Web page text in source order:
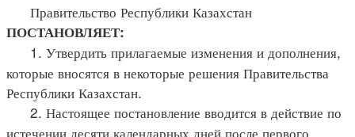
Правительство Республики Казахстан
ПОСТАНОВЛЯЕТ:
1. Утвердить прилагаемые изменения и дополнения,
которые вносятся в некоторые решения Правительства
Республики Казахстан.
2. Настоящее постановление вводится в действие по
истечении десяти календарных дней после первого